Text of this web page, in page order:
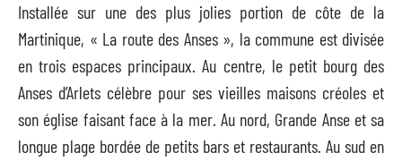
Installée sur une des plus jolies portion de côte de la
Martinique, « La route des Anses », la commune est divisée
en trois espaces principaux. Au centre, le petit bourg des
Anses d’Arlets célèbre pour ses vieilles maisons créoles et
son église faisant face à la mer. Au nord, Grande Anse et sa
longue plage bordée de petits bars et restaurants. Au sud en